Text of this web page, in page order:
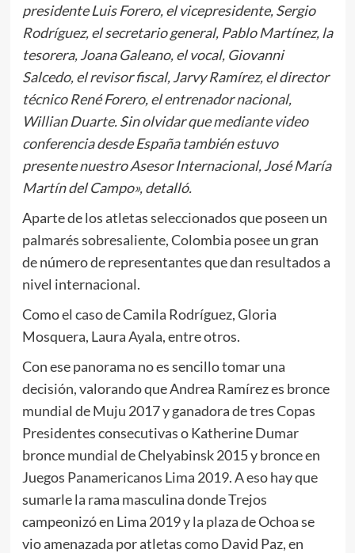
presidente Luis Forero, el vicepresidente, Sergio
Rodríguez, el secretario general, Pablo Martínez, la
tesorera, Joana Galeano, el vocal, Giovanni
Salcedo, el revisor fiscal, Jarvy Ramírez, el director
técnico René Forero, el entrenador nacional,
Willian Duarte. Sin olvidar que mediante video
conferencia desde España también estuvo
presente nuestro Asesor Internacional, José María
Martín del Campo», detalló.
Aparte de los atletas seleccionados que poseen un
palmarés sobresaliente, Colombia posee un gran
de número de representantes que dan resultados a
nivel internacional.
Como el caso de Camila Rodríguez, Gloria
Mosquera, Laura Ayala, entre otros.
Con ese panorama no es sencillo tomar una
decisión, valorando que Andrea Ramírez es bronce
mundial de Muju 2017 y ganadora de tres Copas
Presidentes consecutivas o Katherine Dumar
bronce mundial de Chelyabinsk 2015 y bronce en
Juegos Panamericanos Lima 2019. A eso hay que
sumarle la rama masculina donde Trejos
campeonizó en Lima 2019 y la plaza de Ochoa se
vio amenazada por atletas como David Paz, en